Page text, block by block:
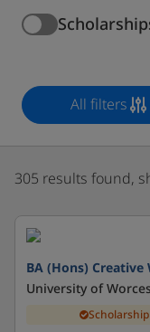
All filters
305 results found,
BA (Hons)
University of
Scholarship